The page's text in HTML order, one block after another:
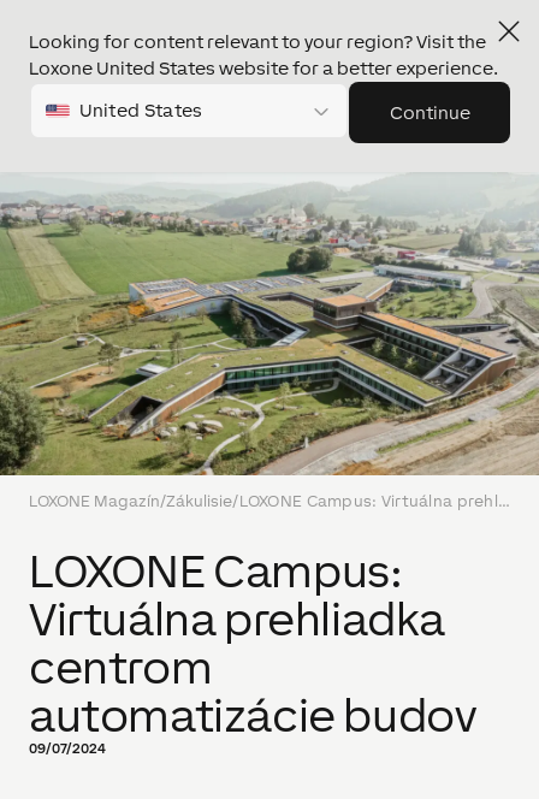
Looking for content relevant to your region? Visit the
Loxone United States website for a better experience.
United States Continue
LOXONE Magazín/Zákulisie/ LOXONE Campus: Virtuálna prehliadka centrom automatizácie budov
LOXONE Campus:
Virtuálna prehliadka
centrom
automatizácie budov
09/07/2024